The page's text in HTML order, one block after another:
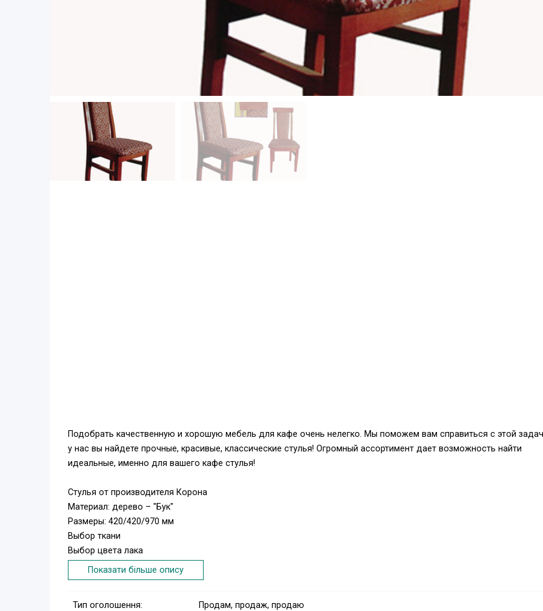
Подобрать качественную и хорошую мебель для кафе очень нелегко. Мы поможем вам справиться с этой
у нас вы найдете прочные, красивые, классические стулья! Огромный ассортимент дает возможность найти
идеальные, именно для вашего кафе стулья!
Стулья от производителя Корона
Материал: дерево – "Бук"
Размеры: 420/420/970 мм
Выбор ткани
Выбор цвета лака
Доставка заказов в любой город Украины!
Показати більше опису
Тип оголошення:
Продам, продаж, продаю